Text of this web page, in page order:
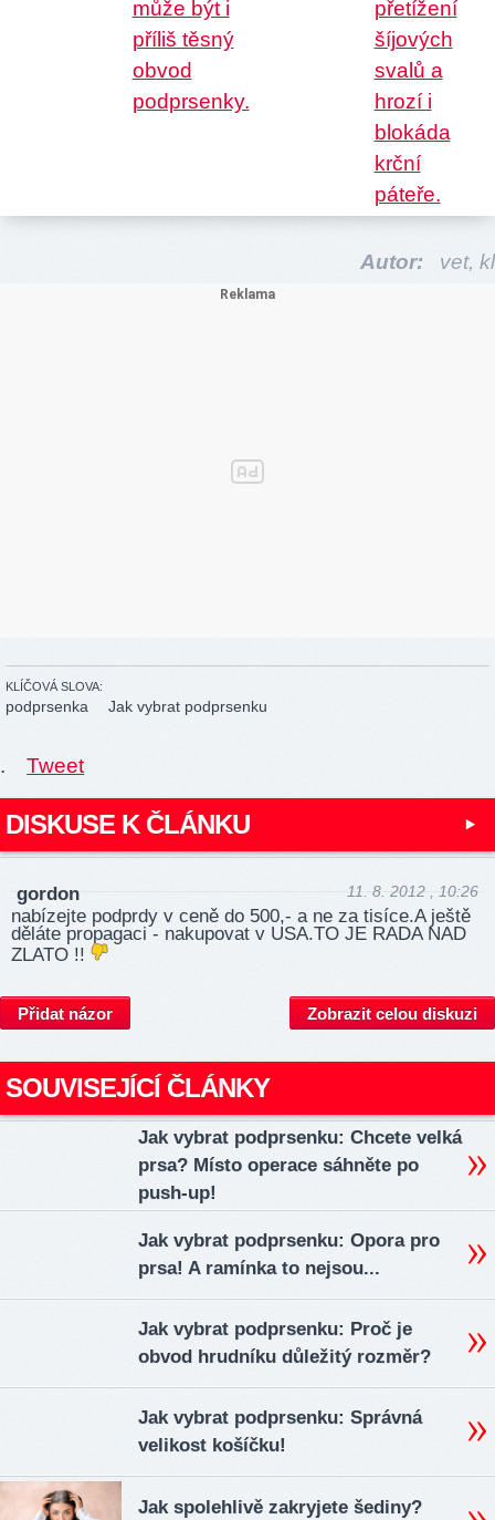
Autor: vet, kl
KLÍČOVÁ SLOVA:
podprsenka Jak vybrat podprsenku
. Tweet
DISKUSE K ČLÁNKU
gordon 11. 8. 2012 , 10:26
nabízejte podprdy v ceně do 500,- a ne za tisíce.A ještě
děláte propagaci - nakupovat v USA.TO JE RADA NAD
ZLATO !!
Přidat názor Zobrazit celou diskuzi
SOUVISEJÍCÍ ČLÁNKY
Jak vybrat podprsenku: Chcete velká
prsa? Místo operace sáhněte po
push-up!
Jak vybrat podprsenku: Opora pro
prsa! A ramínka to nejsou...
Jak vybrat podprsenku: Proč je
obvod hrudníku důležitý rozměr?
Jak vybrat podprsenku: Správná
velikost košíčku!
Jak spolehlivě zakryjete šediny?